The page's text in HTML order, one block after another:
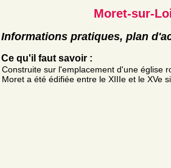
Moret-sur-
Informations pratiques, plan
Ce qu'il faut savoir :
Construite sur l'emplacement d'une église
Moret a été édifiée entre le XIIIe et le XVe